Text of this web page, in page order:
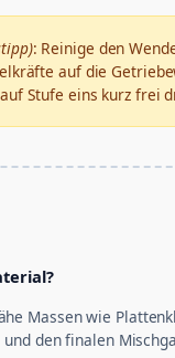
: Reinige den
auf die
Stufe eins kurz frei
Massen wie
den finalen